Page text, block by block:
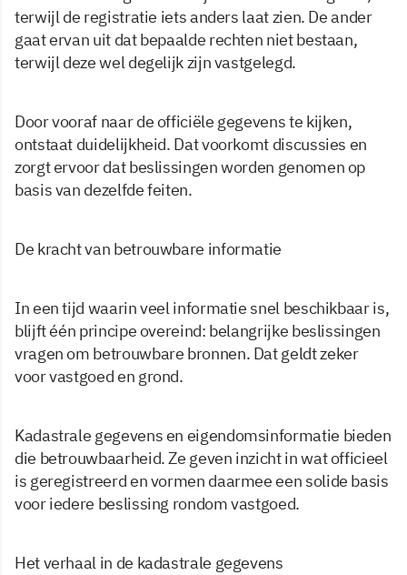
terwijl de registratie iets anders laat zien. De ander
gaat ervan uit dat bepaalde rechten niet bestaan,
terwijl deze wel degelijk zijn vastgelegd.
Door vooraf naar de officiële gegevens te kijken,
ontstaat duidelijkheid. Dat voorkomt discussies en
zorgt ervoor dat beslissingen worden genomen op
basis van dezelfde feiten.
De kracht van betrouwbare informatie
In een tijd waarin veel informatie snel beschikbaar is,
blijft één principe overeind: belangrijke beslissingen
vragen om betrouwbare bronnen. Dat geldt zeker
voor vastgoed en grond.
Kadastrale gegevens en eigendomsinformatie bieden
die betrouwbaarheid. Ze geven inzicht in wat officieel
is geregistreerd en vormen daarmee een solide basis
voor iedere beslissing rondom vastgoed.
Het verhaal in de kadastrale gegevens